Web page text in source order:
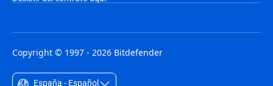
Copyright © 1997 - 2026 Bitdefender
España - Español